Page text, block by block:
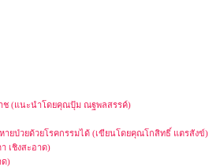
ช (แนะนำโดยคุณปุ้ม ณฐพลสรรค์)
ยป่วยด้วยโรคกรรมได้ (เขียนโดยคุณโกสิทธิ์ แตรสังข์)
เชิงสะอาด)
ด)